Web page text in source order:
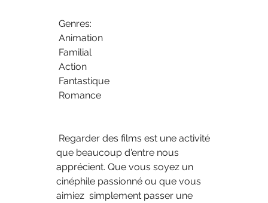
Genres:
Animation
Familial
Action
Fantastique
Romance
que beaucoup d'entre nous
apprécient. Que vous soyez un
cinéphile passionné ou que vous
aimiez  simplement passer une